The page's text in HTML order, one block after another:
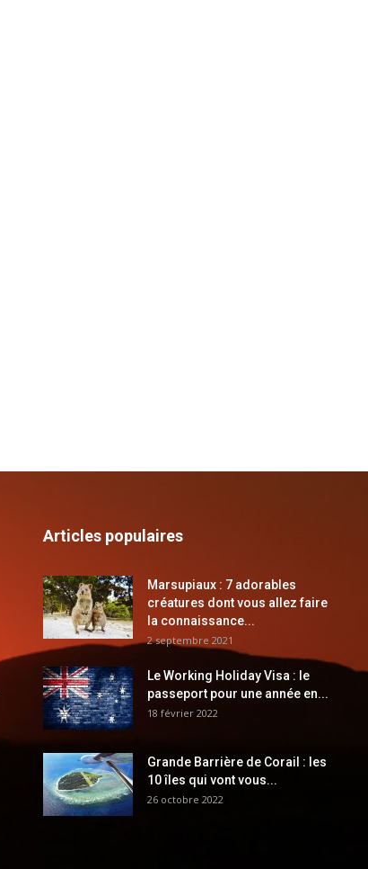
Articles populaires
Marsupiaux : 7 adorables
créatures dont vous allez faire
la connaissance...
2 septembre 2021
Le Working Holiday Visa : le
passeport pour une année en...
18 février 2022
Grande Barrière de Corail : les
10 îles qui vont vous...
26 octobre 2022